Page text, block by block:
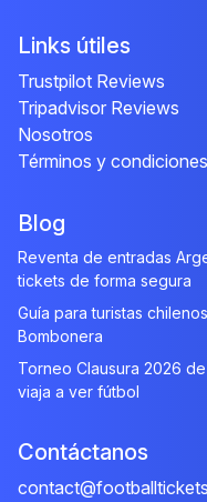
Links útiles
Trustpilot Reviews
Tripadvisor Reviews
Nosotros
Términos y condiciones
Blog
Reventa de entradas
tickets de forma segura
Guía para turistas
Bombonera
Torneo Clausura 2026
viaja a ver fútbol
Contáctanos